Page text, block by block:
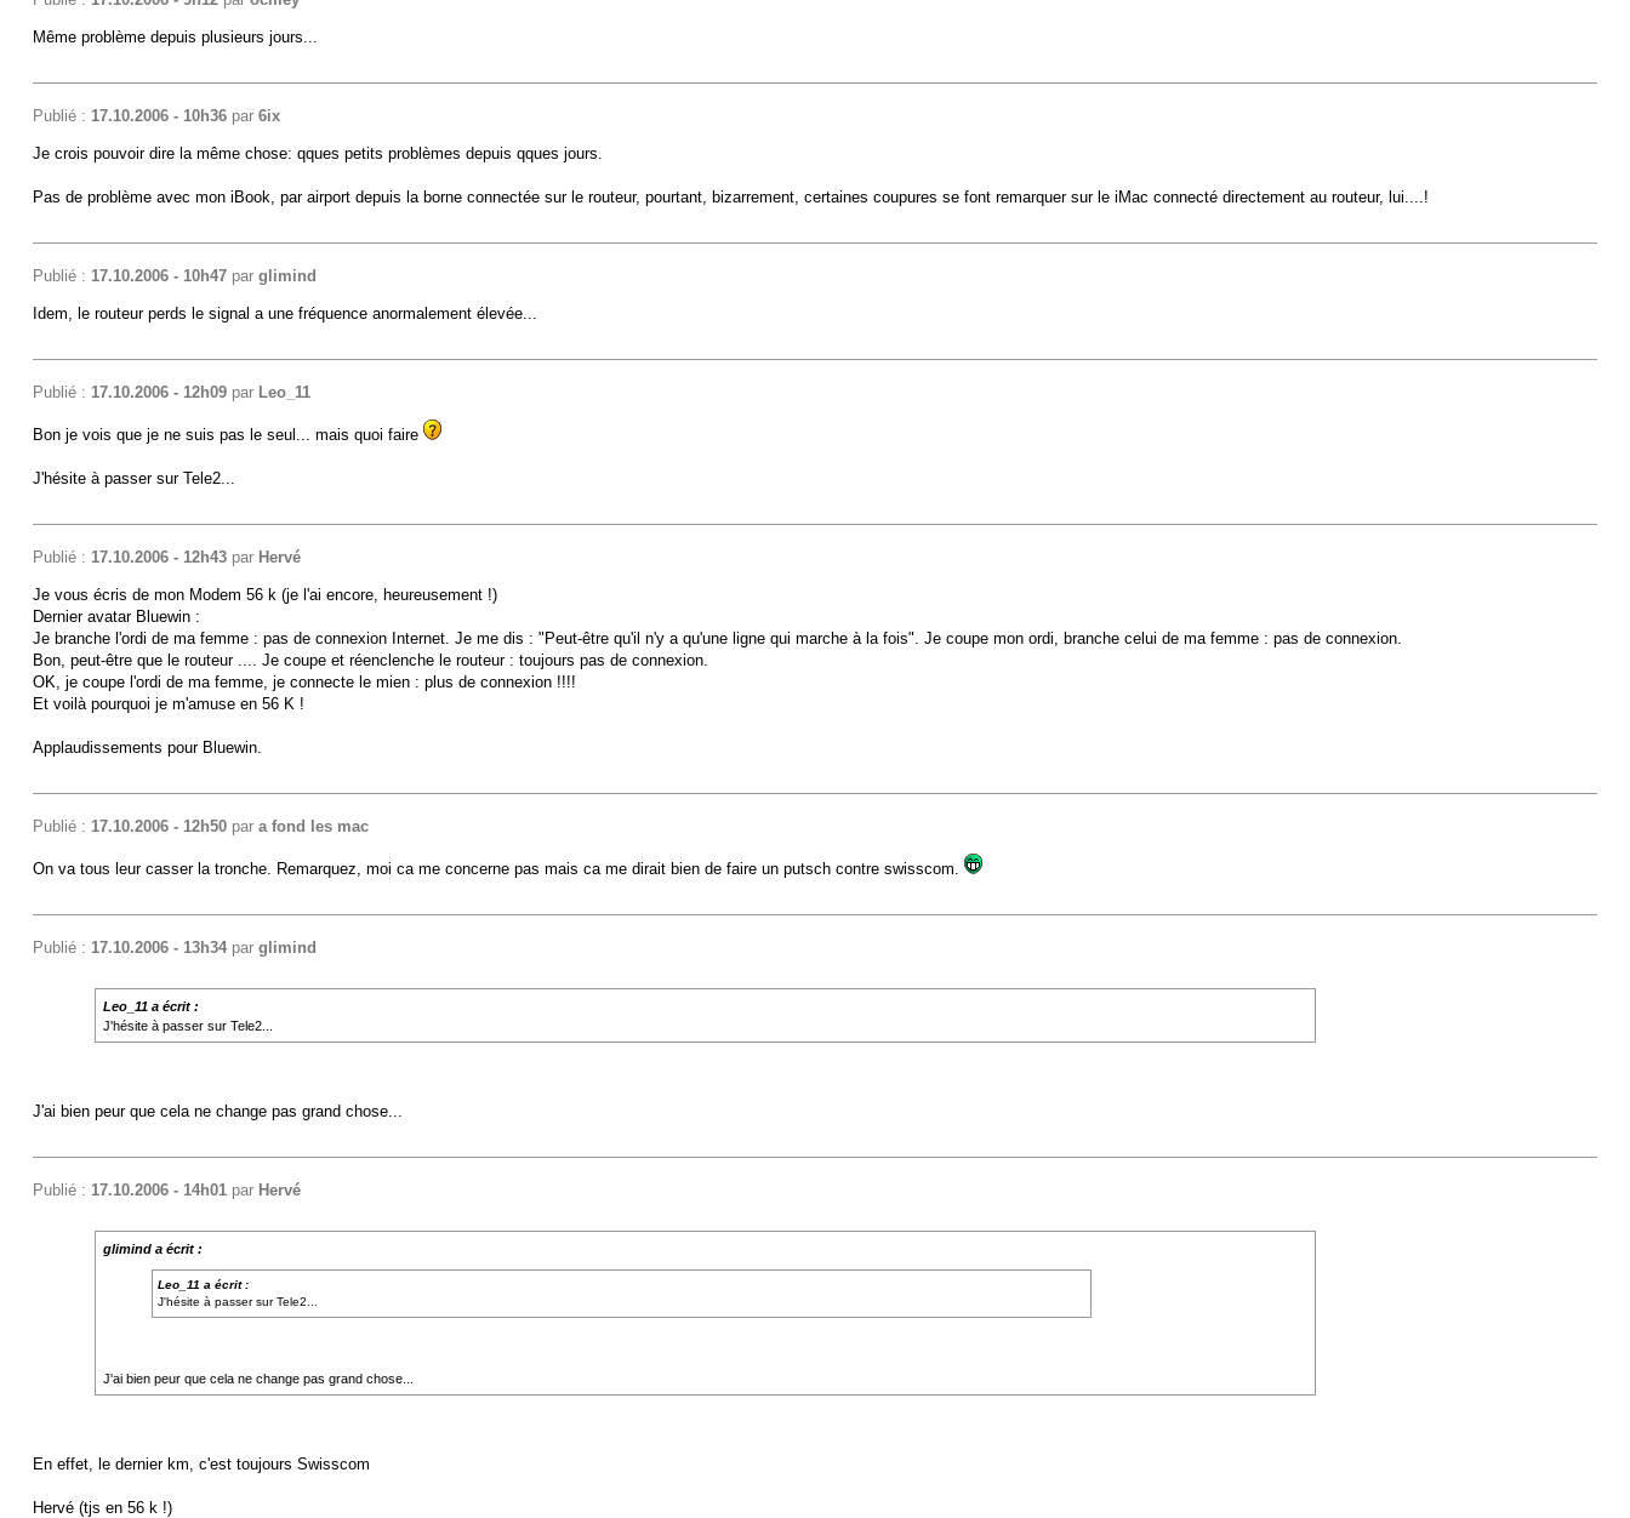
Même problème depuis plusieurs jours...
Publié : 17.10.2006 - 10h36par 6ix
Je crois pouvoir dire la même chose: qques petits problèmes depuis qques jours.
Pas de problème avec mon iBook, par airport depuis la borne connectée sur le routeur, pourtant, bizarrement, certaines coupures se font remarquer sur le iMac connecté directement au routeur, lui....!
Publié : 17.10.2006 - 10h47par glimind
Idem, le routeur perds le signal a une fréquence anormalement élevée...
Publié : 17.10.2006 - 12h09par Leo_11
Bon je vois que je ne suis pas le seul... mais quoi faire
J'hésite à passer sur Tele2...
Publié : 17.10.2006 - 12h43par Hervé
Je vous écris de mon Modem 56 k (je l'ai encore, heureusement !)
Dernier avatar Bluewin :
Je branche l'ordi de ma femme : pas de connexion Internet. Je me dis : "Peut-être qu'il n'y a qu'une ligne qui marche à la fois". Je coupe mon ordi, branche celui de ma femme : pas de connexion.
Bon, peut-être que le routeur .... Je coupe et réenclenche le routeur : toujours pas de connexion.
OK, je coupe l'ordi de ma femme, je connecte le mien : plus de connexion !!!!
Et voilà pourquoi je m'amuse en 56 K !
Applaudissements pour Bluewin.
Publié : 17.10.2006 - 12h50par a fond les mac
On va tous leur casser la tronche. Remarquez, moi ca me concerne pas mais ca me dirait bien de faire un putsch contre swisscom.
Publié : 17.10.2006 - 13h34par glimind
Leo_11 a écrit :
J'hésite à passer sur Tele2...
J'ai bien peur que cela ne change pas grand chose...
Publié : 17.10.2006 - 14h01par Hervé
glimind a écrit :
Leo_11 a écrit :
J'hésite à passer sur Tele2...
J'ai bien peur que cela ne change pas grand chose...
En effet, le dernier km, c'est toujours Swisscom
Hervé (tjs en 56 k !)